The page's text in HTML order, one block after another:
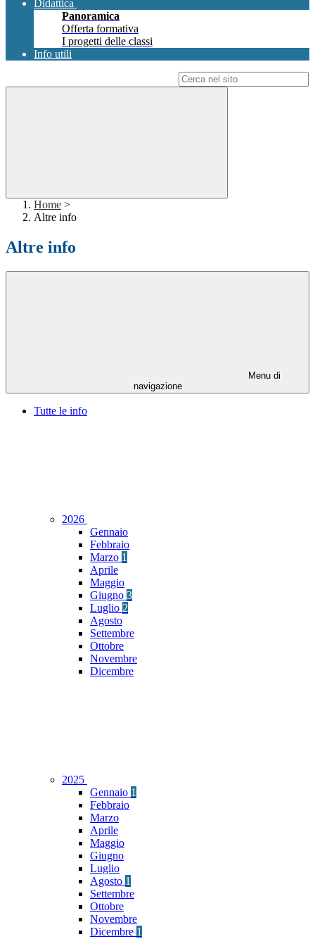
Didattica
Panoramica
Offerta formativa
I progetti delle classi
Info utili
Home >
Altre info
Altre info
Menu di
navigazione
Tutte le info
2026
Gennaio
Febbraio
Marzo 1
Aprile
Maggio
Giugno 3
Luglio 2
Agosto
Settembre
Ottobre
Novembre
Dicembre
2025
Gennaio 1
Febbraio
Marzo
Aprile
Maggio
Giugno
Luglio
Agosto 1
Settembre
Ottobre
Novembre
Dicembre 1